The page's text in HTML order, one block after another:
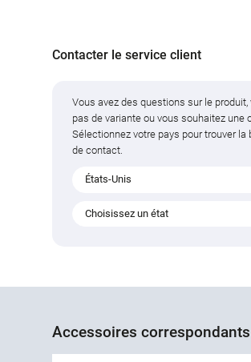
Contacter le service client
Vous avez des questions sur le produit,
pas de variante ou vous souhaitez une
Sélectionnez votre pays pour trouver la
de contact.
États-Unis
Choisissez un état
Accessoires